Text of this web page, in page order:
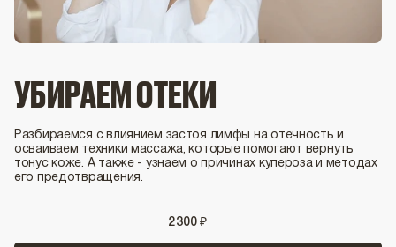
УБИРАЕМ ОТЕКИ
Разбираемся с влиянием застоя лимфы на отечность и
осваиваем техники массажа, которые помогают вернуть
тонус коже. А также - узнаем о причинах купероза и методах
его предотвращения.
2300₽